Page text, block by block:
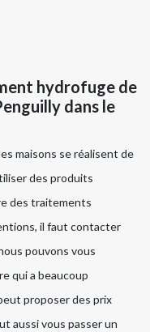
hydrofuge de
dans le
maisons se réalisent de
des produits
des traitements
il faut contacter
pouvons vous
qui a beaucoup
proposer des prix
aussi vous passer un